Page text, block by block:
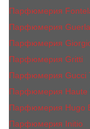
Парфюмерия
Парфюмерия
Парфюмерия
Парфюмерия Gritti
Парфюмерия Gucci
Парфюмерия Haute
Парфюмерия Hugo
Парфюмерия Initio